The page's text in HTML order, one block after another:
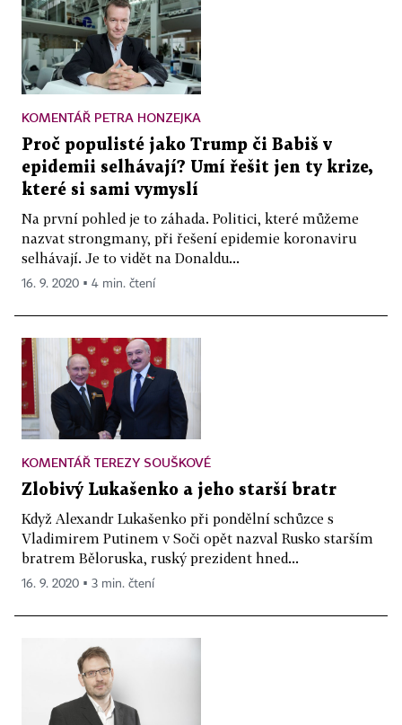
KOMENTÁŘ PETRA HONZEJKA
Proč populisté jako Trump či Babiš v
epidemii selhávají? Umí řešit jen ty krize,
které si sami vymyslí
Na první pohled je to záhada. Politici, které můžeme
nazvat strongmany, při řešení epidemie koronaviru
selhávají. Je to vidět na Donaldu...
16. 9. 2020 ▪ 4 min. čtení
KOMENTÁŘ TEREZY SOUŠKOVÉ
Zlobivý Lukašenko a jeho starší bratr
Když Alexandr Lukašenko při pondělní schůzce s
Vladimirem Putinem v Soči opět nazval Rusko starším
bratrem Běloruska, ruský prezident hned...
16. 9. 2020 ▪ 3 min. čtení